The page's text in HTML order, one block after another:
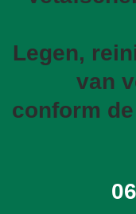
Legen,
van
conform